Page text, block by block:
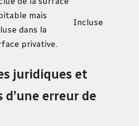
mais
dans la
privative.
Incluse
juridiques et
erreur de